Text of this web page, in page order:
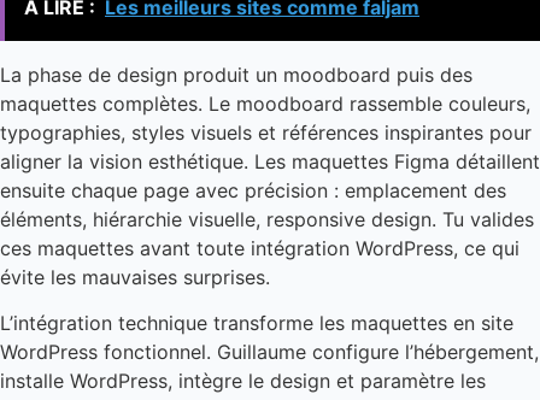
A LIRE : Les meilleurs sites comme faljam
La phase de design produit un moodboard puis des
maquettes complètes. Le moodboard rassemble couleurs,
typographies, styles visuels et références inspirantes pour
aligner la vision esthétique. Les maquettes Figma détaillent
ensuite chaque page avec précision : emplacement des
éléments, hiérarchie visuelle, responsive design. Tu valides
ces maquettes avant toute intégration WordPress, ce qui
évite les mauvaises surprises.
L’intégration technique transforme les maquettes en site
WordPress fonctionnel. Guillaume configure l’hébergement,
installe WordPress, intègre le design et paramètre les